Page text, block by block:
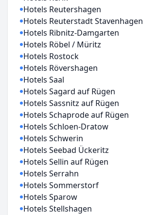
Hotels Reutershagen
Hotels Reuterstadt Stavenhagen
Hotels Ribnitz-Damgarten
Hotels Röbel / Müritz
Hotels Rostock
Hotels Rövershagen
Hotels Saal
Hotels Sagard auf Rügen
Hotels Sassnitz auf Rügen
Hotels Schaprode auf Rügen
Hotels Schloen-Dratow
Hotels Schwerin
Hotels Seebad Ückeritz
Hotels Sellin auf Rügen
Hotels Serrahn
Hotels Sommerstorf
Hotels Sparow
Hotels Stellshagen